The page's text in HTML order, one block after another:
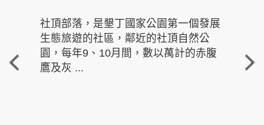
社頂部落，是墾丁國家公園第一個發展
生態旅遊的社區，鄰近的社頂自然公
園，每年9、10月間，數以萬計的赤腹
鷹及灰 ...
重
走進